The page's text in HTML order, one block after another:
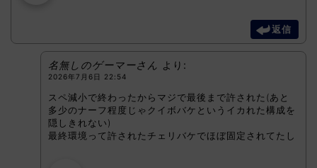
返信
名無しのゲーマーさん より:
2026年7月6日 22:54
スペ減小で終わったからマジで最後まで許された(あと
多少のナーフ程度じゃクイボバケというイカれた構成を
隠しきれない)
最終環境って許されたチェリバケでほぼ固定されてたし